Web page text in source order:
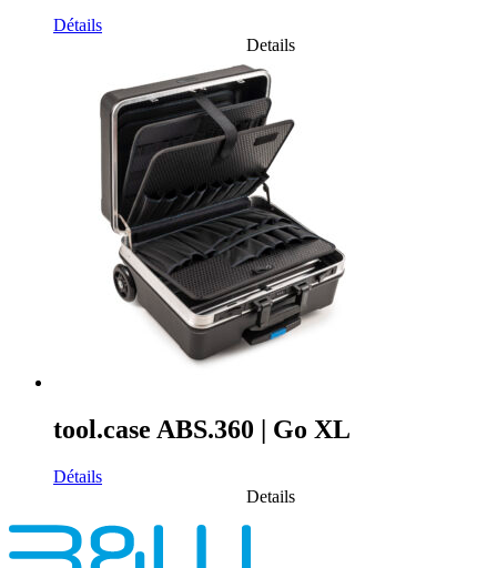
Détails
Details
tool.case ABS.360 | Go XL
Détails
Details